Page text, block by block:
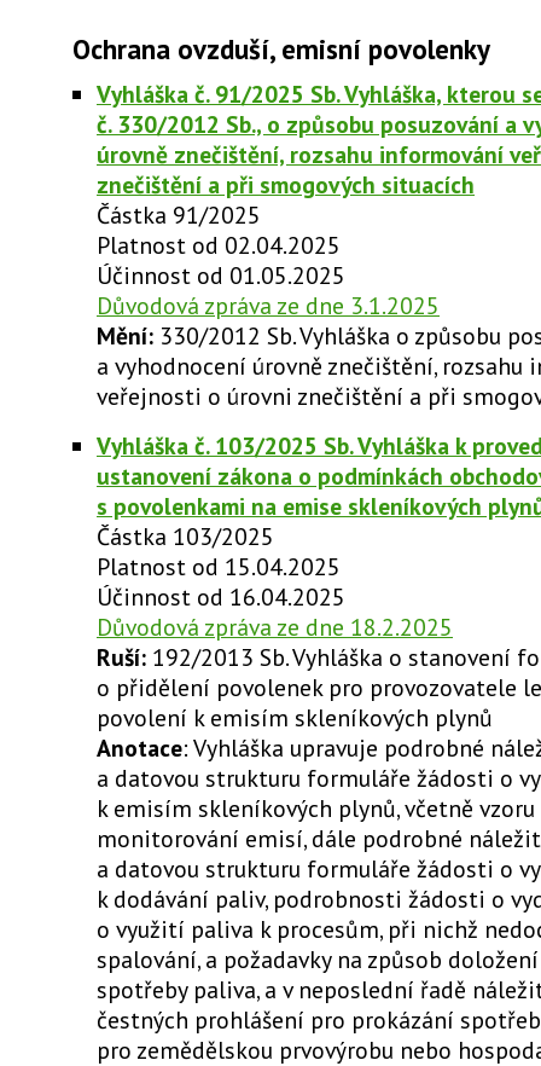
Ochrana ovzduší, emisní povolenky
Vyhláška č. 91/2025 Sb. Vyhláška, kterou
č. 330/2012 Sb., o způsobu posuzování a
úrovně znečištění, rozsahu informování
znečištění a při smogových situacích
Částka 91/2025
Platnost od 02.04.2025
Účinnost od 01.05.2025
Důvodová zpráva ze dne 3.1.2025
Mění: 330/2012 Sb. Vyhláška o způsobu
a vyhodnocení úrovně znečištění, rozsahu
veřejnosti o úrovni znečištění a při
Vyhláška č. 103/2025 Sb. Vyhláška k
ustanovení zákona o podmínkách
s povolenkami na emise skleníkových
Částka 103/2025
Platnost od 15.04.2025
Účinnost od 16.04.2025
Důvodová zpráva ze dne 18.2.2025
Ruší: 192/2013 Sb. Vyhláška o stanovení
o přidělení povolenek pro provozovatele
povolení k emisím skleníkových plynů
Anotace: Vyhláška upravuje podrobné
a datovou strukturu formuláře žádosti o
k emisím skleníkových plynů, včetně
monitorování emisí, dále podrobné
a datovou strukturu formuláře žádosti o
k dodávání paliv, podrobnosti žádosti o
o využití paliva k procesům, při nichž
spalování, a požadavky na způsob
spotřeby paliva, a v neposlední řadě
čestných prohlášení pro prokázání
pro zemědělskou prvovýrobu nebo